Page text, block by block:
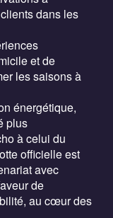
dans les
et de
les saisons à
énergétique,
plus
à celui du
officielle est
avec
de
au cœur des